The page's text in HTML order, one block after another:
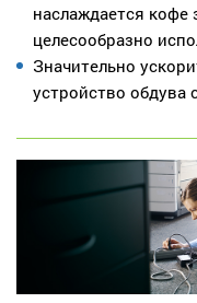
наслаждается
целесообразно
Значительно
устройство